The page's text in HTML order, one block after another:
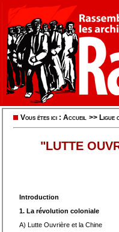
Vous êtes ici : Accueil >> Ligue
"LUTTE
Introduction
1. La révolution coloniale
A) Lutte Ouvrière et la Chine